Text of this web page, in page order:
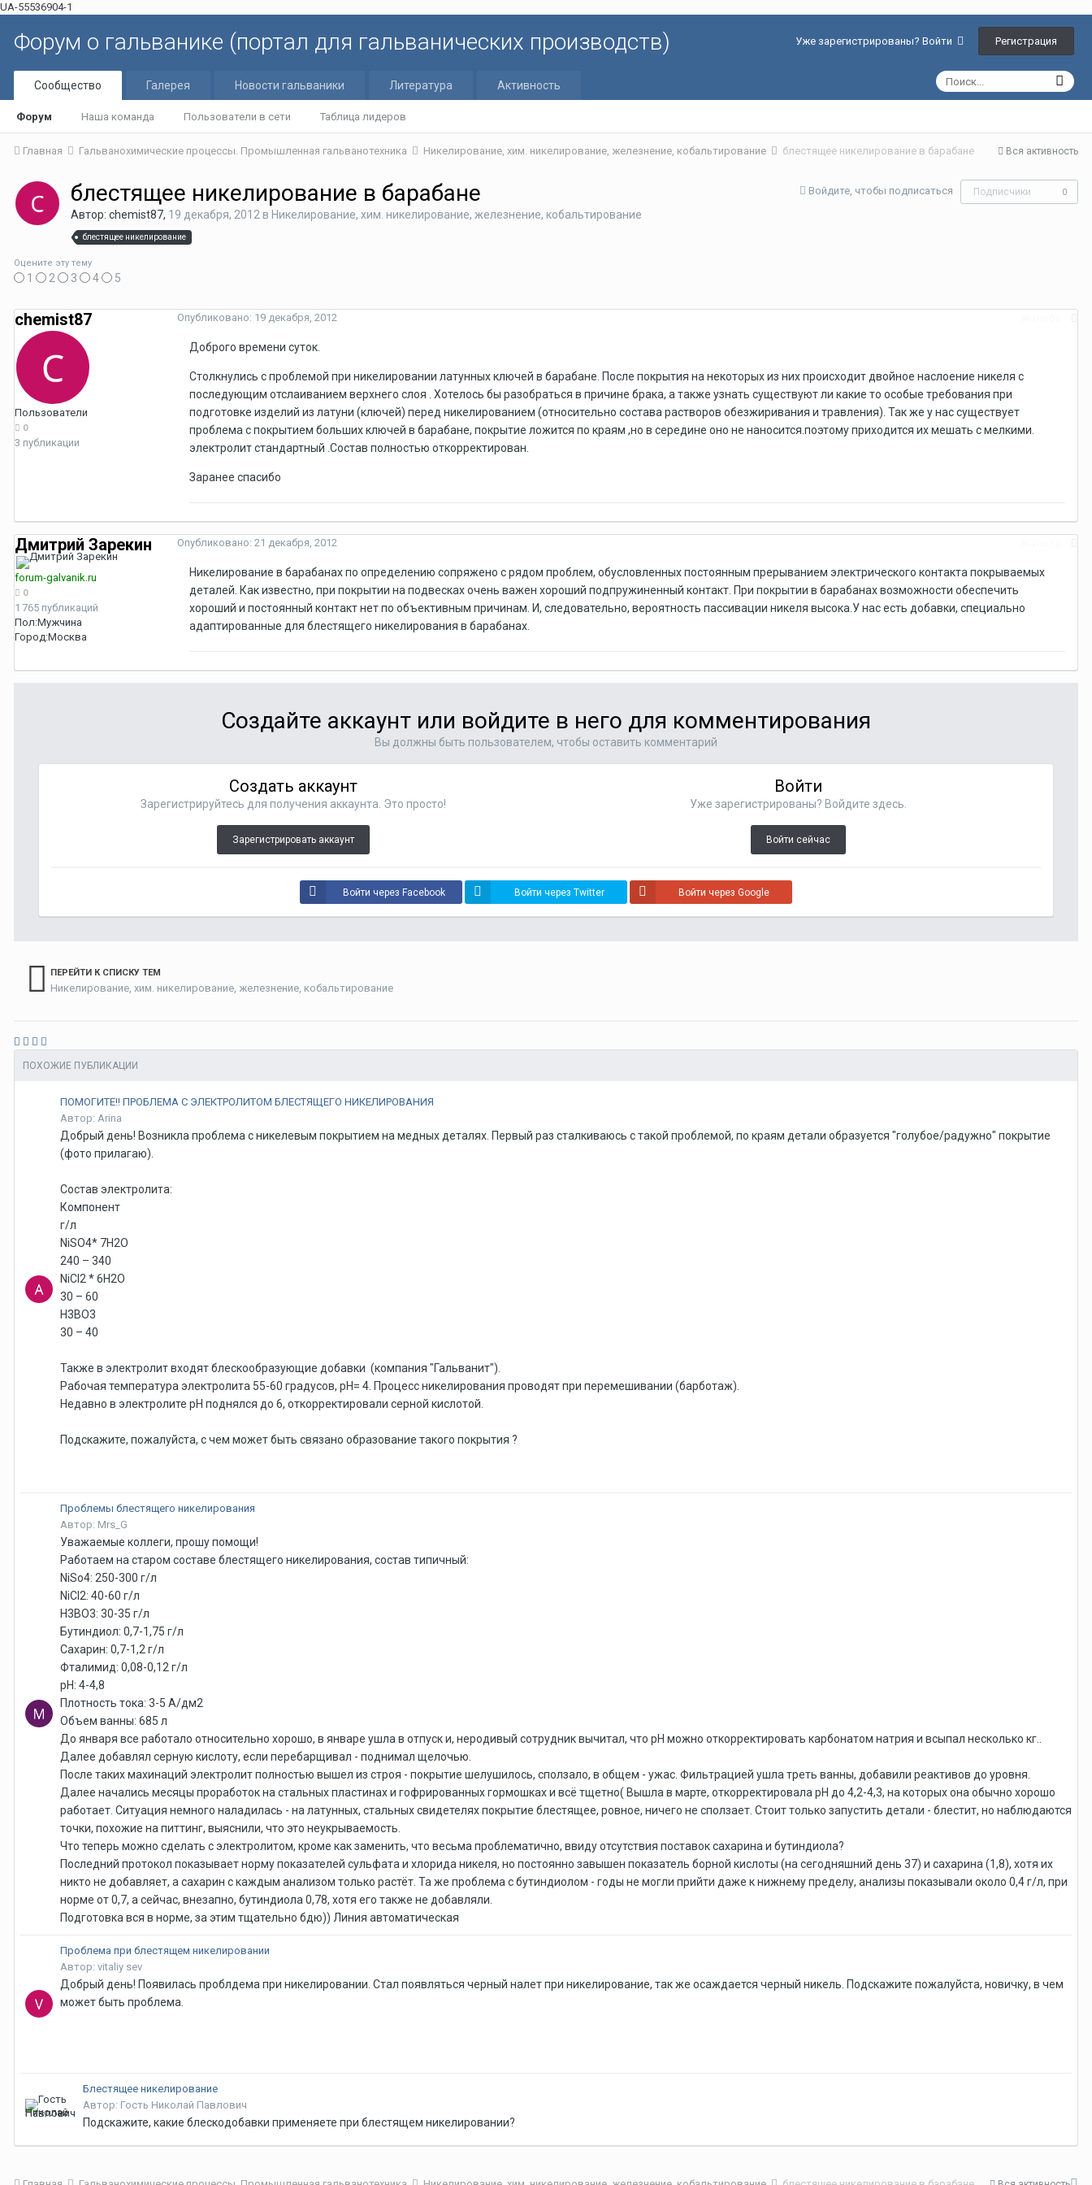
UA-55536904-1
Форум о гальванике (портал для гальванических производств) Уже зарегистрированы? Войти Регистрация
Сообщество
Форум Наша команда Пользователи в сети Таблица лидеров
Галерея Новости гальваники Литература Активность
Вся активность
Главная Гальванохимические процессы. Промышленная гальванотехника Никелирование, хим. никелирование, железнение, кобальтирование блестящее никелирование в барабане
Войдите, чтобы подписаться Подписчики 0
блестящее никелирование в барабане
Автор: chemist87, 19 декабря, 2012 в Никелирование, хим. никелирование, железнение, кобальтирование
блестящее никелирование
Оцените эту тему
1 2 3 4 5
chemist87
Пользователи
0
3 публикации
Опубликовано: 19 декабря, 2012
Доброго времени суток.
Столкнулись с проблемой при никелировании латунных ключей в барабане. После покрытия на некоторых из них происходит двойное наслоение никеля с
последующим отслаиванием верхнего слоя . Хотелось бы разобраться в причине брака, а также узнать существуют ли какие то особые требования при
подготовке изделий из латуни (ключей) перед никелированием (относительно состава растворов обезжиривания и травления). Так же у нас существует
проблема с покрытием больших ключей в барабане, покрытие ложится по краям ,но в середине оно не наносится.поэтому приходится их мешать с мелкими.
электролит стандартный .Состав полностью откорректирован.
Заранее спасибо
Дмитрий Зарекин
forum-galvanik.ru
0
1 765 публикаций
Пол:Мужчина
Город:Москва
Опубликовано: 21 декабря, 2012
Никелирование в барабанах по определению сопряжено с рядом проблем, обусловленных постоянным прерыванием электрического контакта покрываемых
деталей. Как известно, при покрытии на подвесках очень важен хороший подпружиненный контакт. При покрытии в барабанах возможности обеспечить
хороший и постоянный контакт нет по объективным причинам. И, следовательно, вероятность пассивации никеля высока.У нас есть добавки, специально
адаптированные для блестящего никелирования в барабанах.
Создайте аккаунт или войдите в него для комментирования
Вы должны быть пользователем, чтобы оставить комментарий
Создать аккаунт
Зарегистрируйтесь для получения аккаунта. Это просто!
Зарегистрировать аккаунт
Войти
Уже зарегистрированы? Войдите здесь.
Войти сейчас
Войти через Facebook Войти через Twitter Войти через Google
ПЕРЕЙТИ К СПИСКУ ТЕМ
Никелирование, хим. никелирование, железнение, кобальтирование
ПОХОЖИЕ ПУБЛИКАЦИИ
ПОМОГИТЕ!! ПРОБЛЕМА С ЭЛЕКТРОЛИТОМ БЛЕСТЯЩЕГО НИКЕЛИРОВАНИЯ
Автор: Arina
Добрый день! Возникла проблема с никелевым покрытием на медных деталях. Первый раз сталкиваюсь с такой проблемой, по краям детали образуется "голубое/радужно" покрытие
(фото прилагаю).
Состав электролита:
Компонент
г/л
NiSO4* 7H2O
240 – 340
NiCl2 * 6H2O
30 – 60
H3BO3
30 – 40
Также в электролит входят блескообразующие добавки (компания "Гальванит").
Рабочая температура электролита 55-60 градусов, рН= 4. Процесс никелирования проводят при перемешивании (барботаж).
Недавно в электролите рН поднялся до 6, откорректировали серной кислотой.
Подскажите, пожалуйста, с чем может быть связано образование такого покрытия ?
Проблемы блестящего никелирования
Автор: Mrs_G
Уважаемые коллеги, прошу помощи!
Работаем на старом составе блестящего никелирования, состав типичный:
NiSo4: 250-300 г/л
NiCI2: 40-60 г/л
H3BO3: 30-35 г/л
Бутиндиол: 0,7-1,75 г/л
Сахарин: 0,7-1,2 г/л
Фталимид: 0,08-0,12 г/л
рН: 4-4,8
Плотность тока: 3-5 А/дм2
Объем ванны: 685 л
До января все работало относительно хорошо, в январе ушла в отпуск и, неродивый сотрудник вычитал, что рН можно откорректировать карбонатом натрия и всыпал несколько кг..
Далее добавлял серную кислоту, если перебарщивал - поднимал щелочью.
После таких махинаций электролит полностью вышел из строя - покрытие шелушилось, сползало, в общем - ужас. Фильтрацией ушла треть ванны, добавили реактивов до уровня.
Далее начались месяцы проработок на стальных пластинах и гофрированных гормошках и всё тщетно( Вышла в марте, откорректировала рН до 4,2-4,3, на которых она обычно хорошо
работает. Ситуация немного наладилась - на латунных, стальных свидетелях покрытие блестящее, ровное, ничего не сползает. Стоит только запустить детали - блестит, но наблюдаются
точки, похожие на питтинг, выяснили, что это неукрываемость.
Что теперь можно сделать с электролитом, кроме как заменить, что весьма проблематично, ввиду отсутствия поставок сахарина и бутиндиола?
Последний протокол показывает норму показателей сульфата и хлорида никеля, но постоянно завышен показатель борной кислоты (на сегодняшний день 37) и сахарина (1,8), хотя их
никто не добавляет, а сахарин с каждым анализом только растёт. Та же проблема с бутиндиолом - годы не могли прийти даже к нижнему пределу, анализы показывали около 0,4 г/л, при
норме от 0,7, а сейчас, внезапно, бутиндиола 0,78, хотя его также не добавляли.
Подготовка вся в норме, за этим тщательно бдю)) Линия автоматическая
Проблема при блестящем никелировании
Автор: vitaliy sev
Добрый день! Появилась проблдема при никелировании. Стал появляться черный налет при никелирование, так же осаждается черный никель. Подскажите пожалуйста, новичку, в чем
может быть проблема.
Блестящее никелирование
Автор: Гость Николай Павлович
Подскажите, какие блескодобавки применяете при блестящем никелировании?